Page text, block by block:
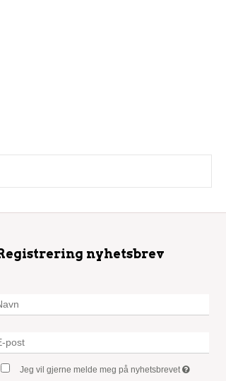
nyhetsbrev
Jeg vil gjerne melde meg på nyhetsbrevet